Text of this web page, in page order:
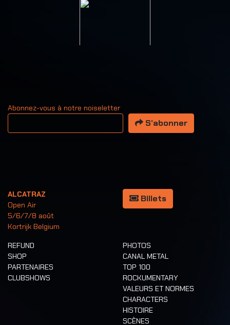
Abonnez-vous à notre noiseletter
Votre adresse email
S’abonner
ALCATRAZ
Open Air
5/6/7/8 août
Kortrijk Belgium
Billets
REFUND
SHOP
PARTENAIRES
CLUBSHOWS
PHOTOS
CANAL METAL
TOP 100
ROCKUMENTARY
VALEURS ET NORMES
CHARACTERS
HISTOIRE
SCÈNES